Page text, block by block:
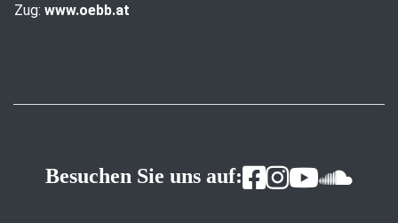
Zug: www.oebb.at
Besuchen Sie uns auf: